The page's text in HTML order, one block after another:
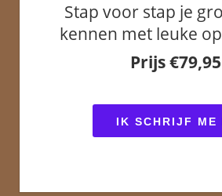
Stap voor stap je
kennen met leuke
Prijs €79,95
IK SCHRIJF ME